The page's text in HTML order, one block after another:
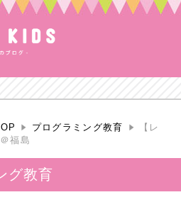
プログラミング教育
【レ
福島
グ教育